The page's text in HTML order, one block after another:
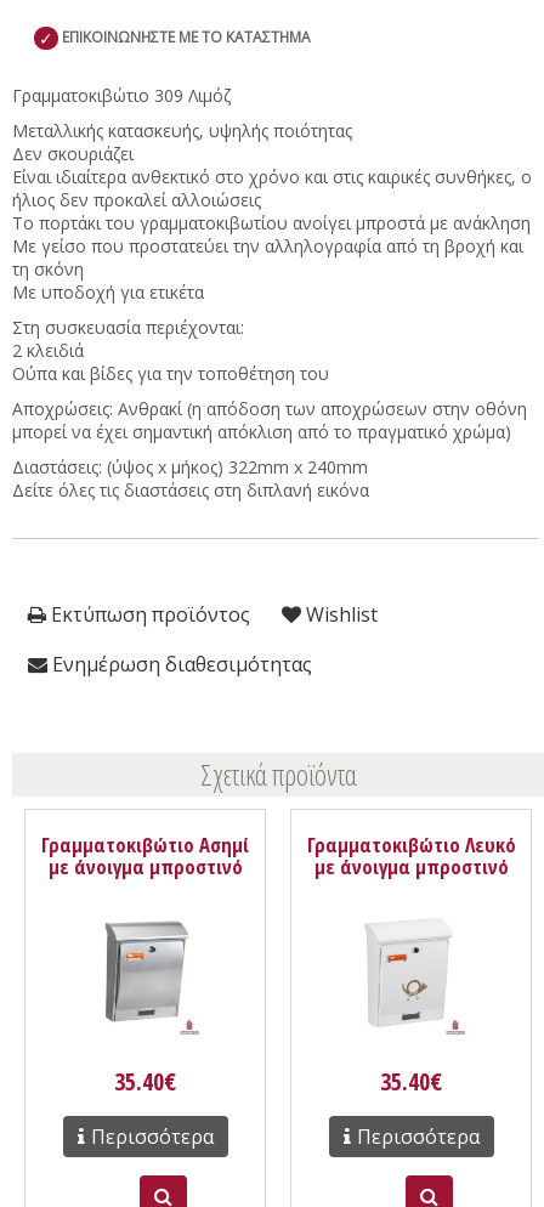
✓ ΕΠΙΚΟΙΝΩΝΗΣΤΕ ΜΕ ΤΟ ΚΑΤΑΣΤΗΜΑ
Γραμματοκιβώτιο 309 Λιμόζ
Μεταλλικής κατασκευής, υψηλής ποιότητας
Δεν σκουριάζει
Είναι ιδιαίτερα ανθεκτικό στο χρόνο και στις καιρικές συνθήκες, ο
ήλιος δεν προκαλεί αλλοιώσεις
Το πορτάκι του γραμματοκιβωτίου ανοίγει μπροστά με ανάκληση
Με γείσο που προστατεύει την αλληλογραφία από τη βροχή και
τη σκόνη
Με υποδοχή για ετικέτα
Στη συσκευασία περιέχονται:
2 κλειδιά
Ούπα και βίδες για την τοποθέτηση του
Αποχρώσεις: Ανθρακί (η απόδοση των αποχρώσεων στην οθόνη
μπορεί να έχει σημαντική απόκλιση από το πραγματικό χρώμα)
Διαστάσεις: (ύψος x μήκος) 322mm x 240mm
Δείτε όλες τις διαστάσεις στη διπλανή εικόνα
Εκτύπωση προϊόντος
Wishlist
Ενημέρωση διαθεσιμότητας
Σχετικά προϊόντα
Γραμματοκιβώτιο Ασημί
με άνοιγμα μπροστινό
309 Λιμόζ
35.40€
Περισσότερα
Γραμματοκιβώτιο Λευκό
με άνοιγμα μπροστινό
309 Λιμόζ
35.40€
Περισσότερα